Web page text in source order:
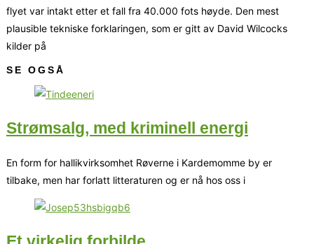
flyet var intakt etter et fall fra 40.000 fots høyde. Den mest
plausible tekniske forklaringen, som er gitt av David Wilcocks
kilder på
SE OGSÅ
Strømsalg, med kriminell energi
En form for hallikvirksomhet Røverne i Kardemomme by er
tilbake, men har forlatt litteraturen og er nå hos oss i